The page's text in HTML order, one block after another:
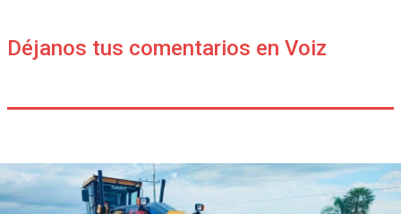
Déjanos tus comentarios en Voiz